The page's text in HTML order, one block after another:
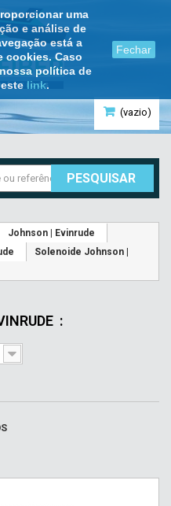
uma
e análise de
está a
cookies. Caso
política de
link.
Fechar
(vazio)
PESQUISAR
Johnson | Evinrude
Solenoide Johnson |
: